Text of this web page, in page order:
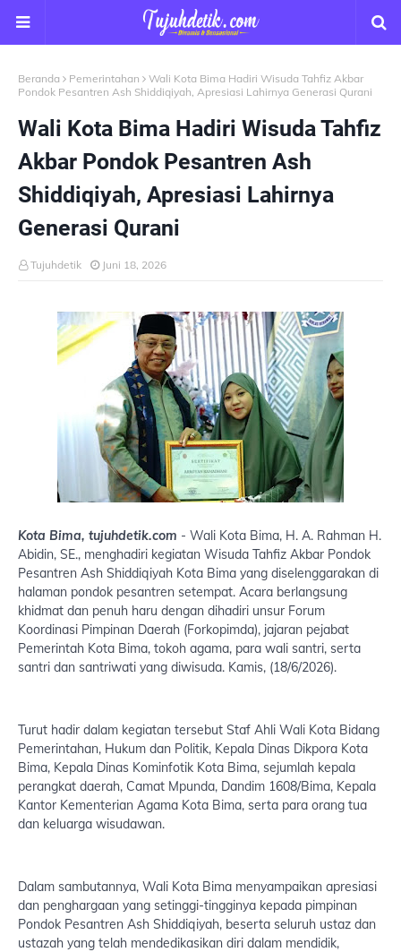
Beranda Pemerintahan
Wali Kota Bima Hadiri Wisuda Tahfiz Akbar
Pondok Pesantren Ash Shiddiqiyah, Apresiasi Lahirnya Generasi Qurani
Wali Kota Bima Hadiri Wisuda Tahfiz
Akbar Pondok Pesantren Ash
Shiddiqiyah, Apresiasi Lahirnya
Generasi Qurani
Tujuhdetik Juni 18, 2026
Kota Bima, tujuhdetik.com - Wali Kota Bima, H. A. Rahman H.
Abidin, SE., menghadiri kegiatan Wisuda Tahfiz Akbar Pondok
Pesantren Ash Shiddiqiyah Kota Bima yang diselenggarakan di
halaman pondok pesantren setempat. Acara berlangsung
khidmat dan penuh haru dengan dihadiri unsur Forum
Koordinasi Pimpinan Daerah (Forkopimda), jajaran pejabat
Pemerintah Kota Bima, tokoh agama, para wali santri, serta
santri dan santriwati yang diwisuda. Kamis, (18/6/2026).
Turut hadir dalam kegiatan tersebut Staf Ahli Wali Kota Bidang
Pemerintahan, Hukum dan Politik, Kepala Dinas Dikpora Kota
Bima, Kepala Dinas Kominfotik Kota Bima, sejumlah kepala
perangkat daerah, Camat Mpunda, Dandim 1608/Bima, Kepala
Kantor Kementerian Agama Kota Bima, serta para orang tua
dan keluarga wisudawan.
Dalam sambutannya, Wali Kota Bima menyampaikan apresiasi
dan penghargaan yang setinggi-tingginya kepada pimpinan
Pondok Pesantren Ash Shiddiqiyah, beserta seluruh ustaz dan
ustazah yang telah mendedikasikan diri dalam mendidik,